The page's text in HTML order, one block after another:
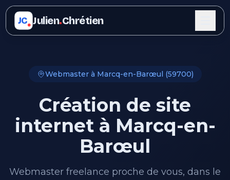
JC Julien.Chrétien
Webmaster à Marcq-en-Barœul (59700)
Création de site
internet à Marcq-en-
Barœul
Webmaster freelance proche de vous, dans le